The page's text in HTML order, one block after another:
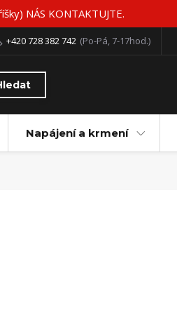
NÁS KONTAKTUJTE.
+420 728 382 742 (Po-Pá, 7-17hod.)
Napájení a krmení